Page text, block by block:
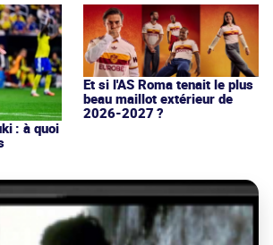
: à quoi
Et si l'AS Roma tenait le plus
beau maillot extérieur de
2026-2027 ?